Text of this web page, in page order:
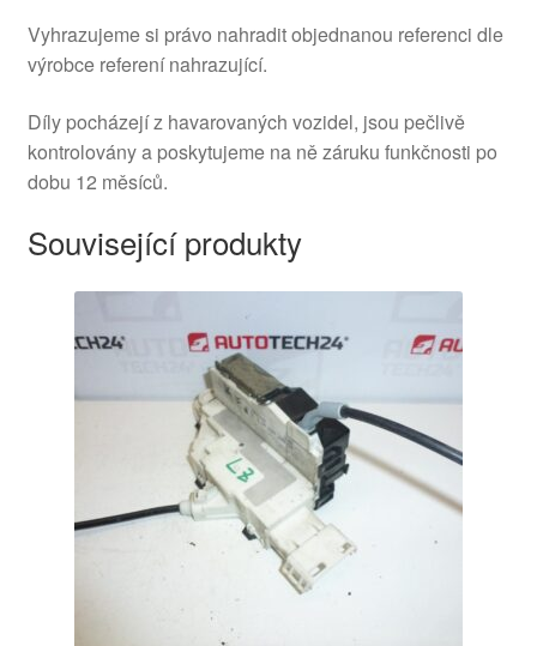
Vyhrazujeme si právo nahradit objednanou referenci dle
výrobce referení nahrazující.
Díly pocházejí z havarovaných vozidel, jsou pečlivě
kontrolovány a poskytujeme na ně záruku funkčnosti po
dobu 12 měsíců.
Související produkty